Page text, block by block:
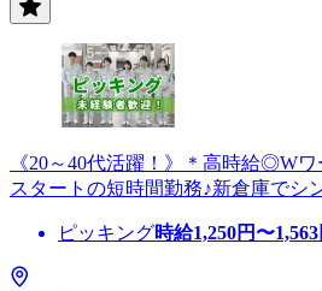
《20～40代活躍！》＊高時給◎W
スタートの短時間勤務♪新倉庫でシ
ピッキング時給1,250円〜1,563